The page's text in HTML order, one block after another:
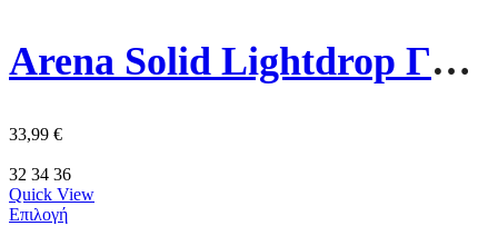
Arena Solid Lightdrop Γυναικείο Μαγιό 005909-901 Μωβ
33,99 €
32 34 36
Quick View
Επιλογή